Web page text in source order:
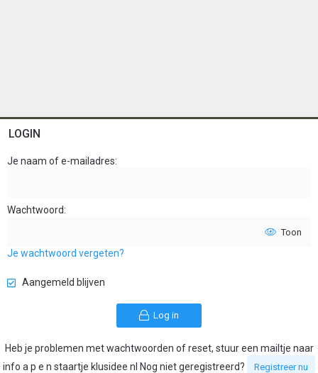
LOGIN
Je naam of e-mailadres
Wachtwoord
Toon
Je wachtwoord vergeten?
Aangemeld blijven
Log in
Heb je problemen met wachtwoorden of reset, stuur een mailtje naar
info a p e n staartje klusidee nl Nog niet geregistreerd?
Registreer nu